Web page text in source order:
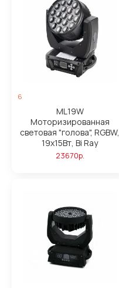
6
ML19W
Моторизированная
световая "голова", RGBW,
19х15Вт, Bi Ray
23670р.